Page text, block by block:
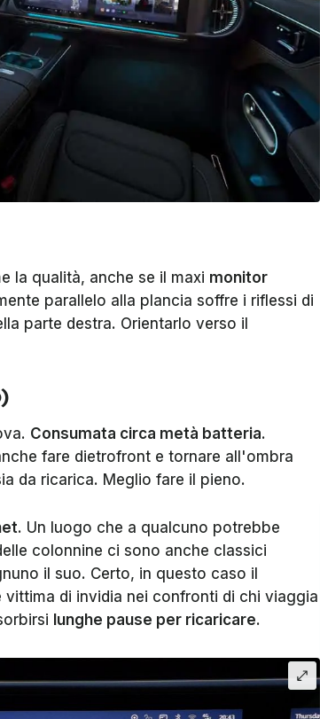
la qualità, anche se il maxi monitor
parallelo alla plancia soffre i riflessi di
parte destra. Orientarlo verso il
Consumata circa metà batteria.
fare dietrofront e tornare all'ombra
da ricarica. Meglio fare il pieno.
. Un luogo che a qualcuno potrebbe
colonnine ci sono anche classici
il suo. Certo, in questo caso il
di invidia nei confronti di chi viaggia
lunghe pause per ricaricare.